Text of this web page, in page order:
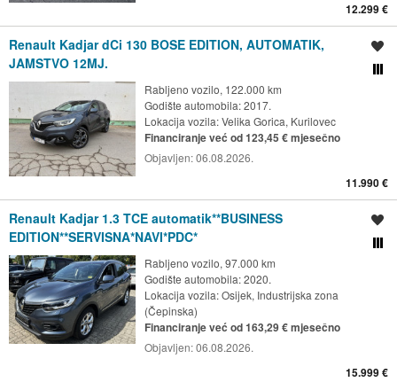
12.299 €
Renault Kadjar dCi 130 BOSE EDITION, AUTOMATIK,
JAMSTVO 12MJ.
Rabljeno vozilo, 122.000 km
Godište automobila: 2017.
Lokacija vozila:Velika Gorica, Kurilovec
Financiranje već od 123,45 € mjesečno
Objavljen:06.08.2026.
11.990 €
Renault Kadjar 1.3 TCE automatik**BUSINESS
EDITION**SERVISNA*NAVI*PDC*
Rabljeno vozilo, 97.000 km
Godište automobila: 2020.
Lokacija vozila:Osijek, Industrijska zona
(Čepinska)
Financiranje već od 163,29 € mjesečno
Objavljen:06.08.2026.
15.999 €